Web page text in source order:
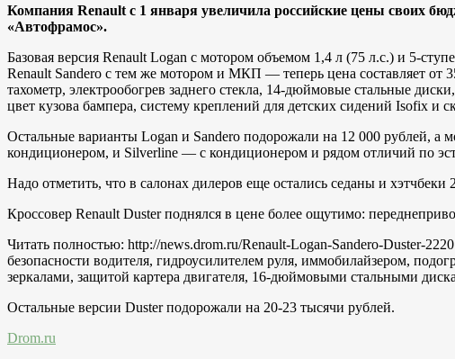
Компания Renault с 1 января увеличила российские цены своих
«Автофрамос».
Базовая версия Renault Logan с мотором объемом 1,4 л (75 л.с.) и 5-
Renault Sandero с тем же мотором и МКП — теперь цена составляет от
тахометр, электрообогрев заднего стекла, 14-дюймовые стальные
цвет кузова бампера, систему креплений для детских сидений Isofix и
Остальные варианты Logan и Sandero подорожали на 12 000 рублей,
кондиционером, и Silverline — с кондиционером и рядом отличий по
Надо отметить, что в салонах дилеров еще остались седаны и
Кроссовер Renault Duster поднялся в цене более ощутимо:
Читать полностью: http://news.drom.ru/Renault-Logan-Sandero-Duster-
безопасности водителя, гидроусилителем руля, иммобилайзером,
зеркалами, защитой картера двигателя, 16-дюймовыми стальными
Остальные версии Duster подорожали на 20-23 тысячи рублей.
Drom.ru